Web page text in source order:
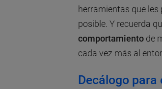
herramientas que
posible. Y recuerda
comportamientode
cada vez más al
Decálogo